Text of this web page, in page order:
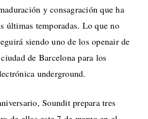
y consagración que ha
últimas temporadas. Lo que no
siendo uno de los openair de
de Barcelona para los
underground.
Soundit prepara tres